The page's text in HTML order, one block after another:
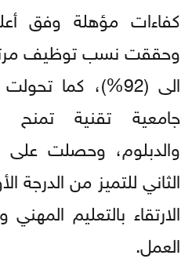
كفاءات مؤهلة وفق أعلى
وحققت نسب توظيف
جامعية تقنية تمنح
والدبلوم، وحصلت على
الثاني للتميز من الدرجة
الارتقاء بالتعليم
العمل.